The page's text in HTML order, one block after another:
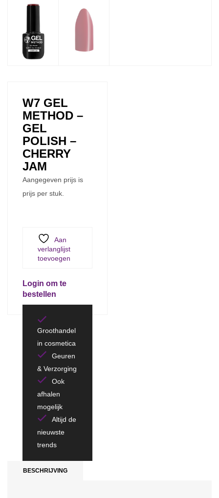
W7 GEL
METHOD –
GEL
POLISH –
CHERRY
JAM
Aangegeven prijs is
prijs per stuk.
Aan
verlanglijst
toevoegen
Login om te
bestellen
Groothandel
in cosmetica
Geuren
& Verzorging
Ook
afhalen
mogelijk
Altijd de
nieuwste
trends
BESCHRIJVING